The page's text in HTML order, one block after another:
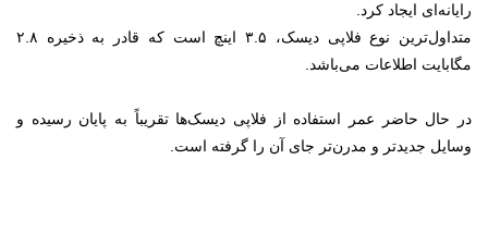
رایانه‌ای ایجاد کرد.
متداول‌ترین نوع فلاپی دیسک، ۳.۵ اینچ است که قادر به ذخیره ۲.۸
مگابایت اطلاعات می‌باشد.
در حال حاضر عمر استفاده از فلاپی دیسک‌ها تقریباً به پایان رسیده و
وسایل جدیدتر و مدرن‌تر جای آن را گرفته است.